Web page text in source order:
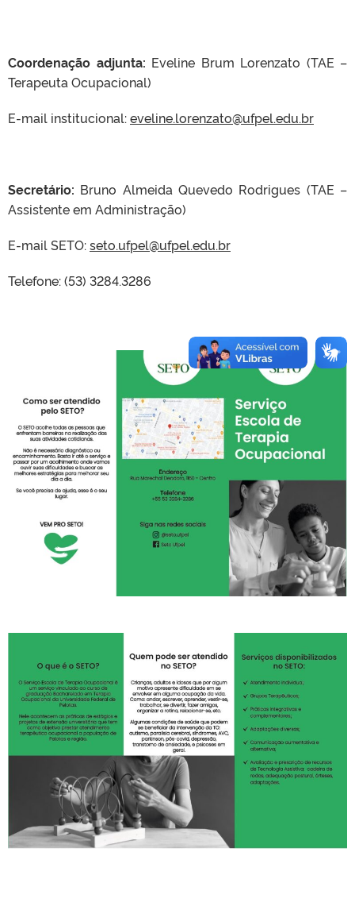
Coordenação adjunta: Eveline Brum Lorenzato (TAE –
Terapeuta Ocupacional)
E-mail institucional:eveline.lorenzato@ufpel.edu.br
Secretário: Bruno Almeida Quevedo Rodrigues (TAE –
Assistente em Administração)
E-mail SETO:seto.ufpel@ufpel.edu.br
Telefone: (53) 3284.3286